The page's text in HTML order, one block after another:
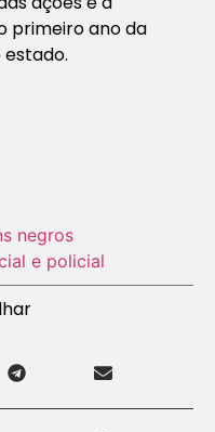
primeiro ano da
negros
e policial